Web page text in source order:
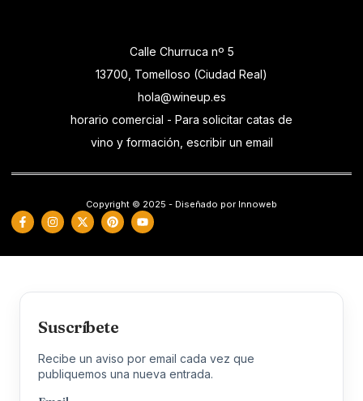
Calle Churruca nº 5
13700, Tomelloso (Ciudad Real)
hola@wineup.es
horario comercial - Para solicitar catas de
vino y formación, escribir un email
Copyright © 2025 - Diseñado por Innoweb
Suscríbete
Recibe un aviso por email cada vez que
publiquemos una nueva entrada.